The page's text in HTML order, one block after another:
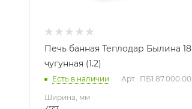
430
Масса камней, кг
60
Гарантия, мес.
60
Печь банная Теплодар Былина 18
чугунная (1.2)
Есть в наличии Арт.: ПБ1.87.000.00
Ширина, мм